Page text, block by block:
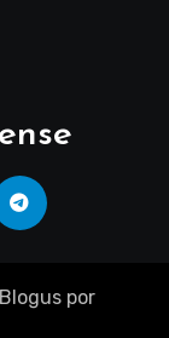
Blogus por